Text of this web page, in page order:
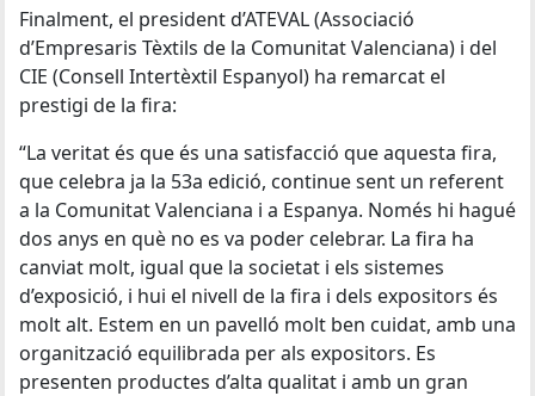
Finalment, el president d’ATEVAL (Associació
d’Empresaris Tèxtils de la Comunitat Valenciana) i del
CIE (Consell Intertèxtil Espanyol) ha remarcat el
prestigi de la fira:
“La veritat és que és una satisfacció que aquesta fira,
que celebra ja la 53a edició, continue sent un referent
a la Comunitat Valenciana i a Espanya. Només hi hagué
dos anys en què no es va poder celebrar. La fira ha
canviat molt, igual que la societat i els sistemes
d’exposició, i hui el nivell de la fira i dels expositors és
molt alt. Estem en un pavelló molt ben cuidat, amb una
organització equilibrada per als expositors. Es
presenten productes d’alta qualitat i amb un gran